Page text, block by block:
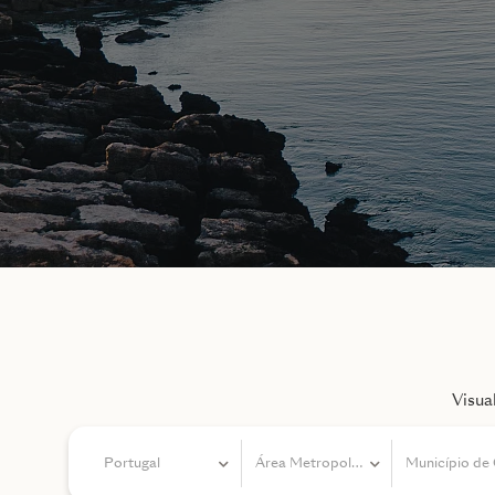
Portugal Área Metropolitana de Lisboa Município de